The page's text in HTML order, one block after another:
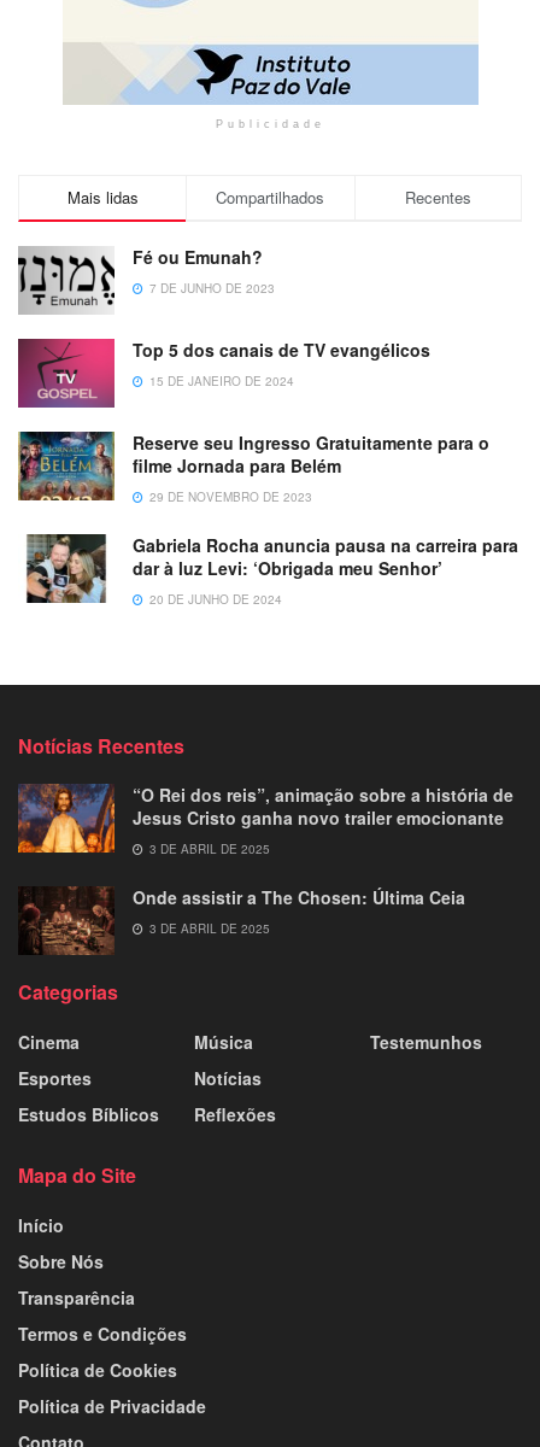
Publicidade
Mais lidas Compartilhados Recentes
Fé ou Emunah?
7 DE JUNHO DE 2023
Top 5 dos canais de TV evangélicos
15 DE JANEIRO DE 2024
Reserve seu Ingresso Gratuitamente para o
filme Jornada para Belém
29 DE NOVEMBRO DE 2023
Gabriela Rocha anuncia pausa na carreira para
dar à luz Levi: ‘Obrigada meu Senhor’
20 DE JUNHO DE 2024
Notícias Recentes
“O Rei dos reis”, animação sobre a história de
Jesus Cristo ganha novo trailer emocionante
3 DE ABRIL DE 2025
Onde assistir a The Chosen: Última Ceia
3 DE ABRIL DE 2025
Categorias
Cinema
Esportes
Estudos Bíblicos
Música
Notícias
Reflexões
Testemunhos
Mapa do Site
Início
Sobre Nós
Transparência
Termos e Condições
Política de Cookies
Política de Privacidade